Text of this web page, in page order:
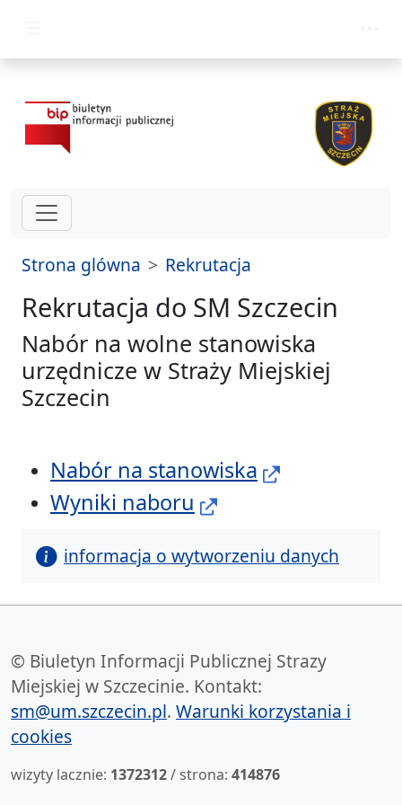
Strona glówna Rekrutacja
Rekrutacja do SM Szczecin
Nabór na wolne stanowiska
urzędnicze w Straży Miejskiej
Szczecin
Nabór na stanowiska
Wyniki naboru
informacja o wytworzeniu danych
© Biuletyn Informacji Publicznej Strazy
Miejskiej w Szczecinie. Kontakt:
sm@um.szczecin.pl. Warunki korzystania i
cookies
wizyty lacznie: 1372312/ strona: 414876